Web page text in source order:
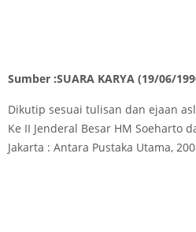
Sumber :SUARA KARYA (19/06/
Dikutip sesuai tulisan dan ejaan
Ke II Jenderal Besar HM Soeharto
Jakarta : Antara Pustaka Utama,